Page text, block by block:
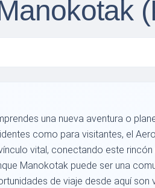
una nueva aventura o
como para visitantes, el
vital, conectando este
Manokotak puede ser una
de viaje desde aquí